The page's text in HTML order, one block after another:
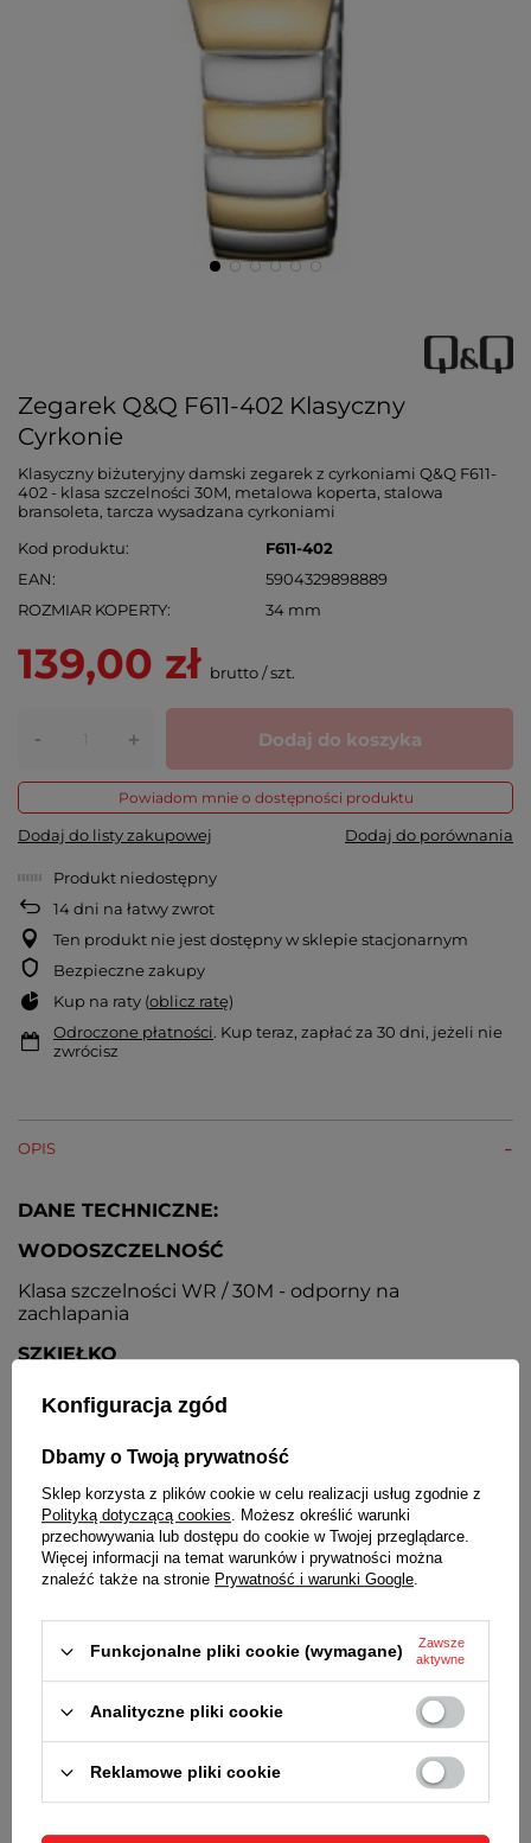
Zegarek Q&Q F611-402 Klasyczny
Cyrkonie
Klasyczny biżuteryjny damski zegarek z cyrkoniami Q&Q F611-
402 - klasa szczelności 30M, metalowa koperta, stalowa
bransoleta, tarcza wysadzana cyrkoniami
Kod produktu
F611-402
EAN
5904329898889
ROZMIAR KOPERTY
34 mm
139,00 zł brutto/szt.
- + Dodaj do koszyka
Powiadom mnie o dostępności produktu
Dodaj do listy zakupowej Dodaj do porównania
Produkt niedostępny
14dni na łatwy zwrot
Ten produkt nie jest dostępny w sklepie stacjonarnym
Bezpieczne zakupy
Kup na raty (oblicz ratę)
Odroczone płatności. Kup teraz, zapłać za 30 dni, jeżeli nie
zwrócisz
OPIS
DANE TECHNICZNE:
WODOSZCZELNOŚĆ
Klasa szczelności WR / 30M - odporny na
zachlapania
SZKIEŁKO
Szkiełko mineralne o podwyższonej odporności na
zarysowania
KOPERTA
Metalowa, nierdzewna
BRANSOLETA
Wysokiej jakości stal nierdzewna
TARCZA
Indeksy godzin wysadzane cyrkoniami
Orientacyjny czas działania zegarka bez
konieczności wymiany baterii - 3 lata
MECHANIZM
Konfiguracja zgód
Dbamy o Twoją prywatność
Sklep korzysta z plików cookie w celu realizacji usług zgodnie z
Polityką dotyczącą cookies. Możesz określić warunki
przechowywania lub dostępu do cookie w Twojej przeglądarce.
Więcej informacji na temat warunków i prywatności można
znaleźć także na stronie Prywatność i warunki Google.
Funkcjonalne pliki cookie (wymagane)
Zawsze
aktywne
Analityczne pliki cookie
Reklamowe pliki cookie